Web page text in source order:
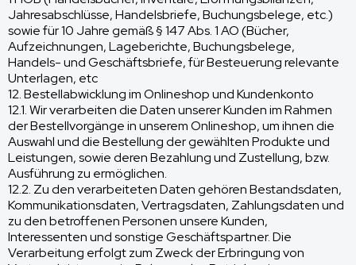
Jahresabschlüsse, Handelsbriefe, Buchungsbelege, etc.)
sowie für 10 Jahre gemäß § 147 Abs. 1 AO (Bücher,
Aufzeichnungen, Lageberichte, Buchungsbelege,
Handels- und Geschäftsbriefe, für Besteuerung relevante
Unterlagen, etc
12. Bestellabwicklung im Onlineshop und Kundenkonto
12.1. Wir verarbeiten die Daten unserer Kunden im Rahmen
der Bestellvorgänge in unserem Onlineshop, um ihnen die
Auswahl und die Bestellung der gewählten Produkte und
Leistungen, sowie deren Bezahlung und Zustellung, bzw.
Ausführung zu ermöglichen.
12.2. Zu den verarbeiteten Daten gehören Bestandsdaten,
Kommunikationsdaten, Vertragsdaten, Zahlungsdaten und
zu den betroffenen Personen unsere Kunden,
Interessenten und sonstige Geschäftspartner. Die
Verarbeitung erfolgt zum Zweck der Erbringung von